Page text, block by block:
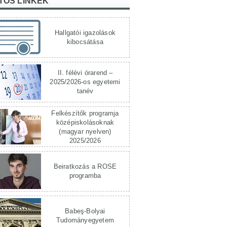
Hallgatói igazolások
kibocsátása
II. félévi órarend –
2025/2026-os egyetemi
tanév
Felkészítők programja
középiskolásoknak
(magyar nyelven)
2025/2026
Beiratkozás a ROSE
programba
Babeş-Bolyai
Tudományegyetem